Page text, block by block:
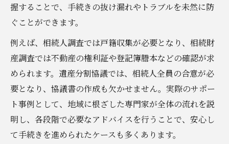
家族間トラブル回避策を表でまとめる
円満な不動産相続のための話し合い術
遺産分割協議の進め方と注意点
遺言を活用した争い防止のポイント
相続人の意見調整を円滑に行う方法
握することで、手続きの抜け漏れやトラブルを未然に防
ぐことができます。
例えば、相続人調査では戸籍収集が必要となり、相続財
産調査では不動産の権利証や登記簿謄本などの確認が求
められます。遺産分割協議では、相続人全員の合意が必
要となり、協議書の作成も欠かせません。実際のサポー
ト事例として、地域に根ざした専門家が全体の流れを説
明し、各段階で必要なアドバイスを行うことで、安心し
て手続きを進められたケースも多くあります。